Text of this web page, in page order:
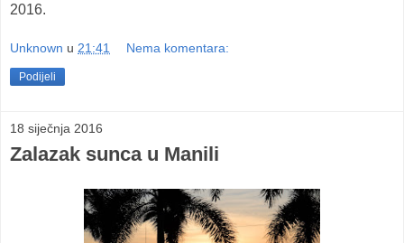
2016.
Unknown u 21:41 Nema komentara:
Podijeli
18 siječnja 2016
Zalazak sunca u Manili